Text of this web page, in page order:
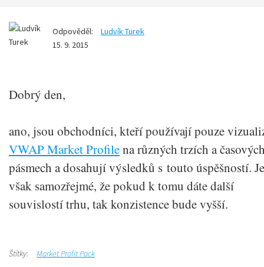
Odpověděl:
Ludvík Turek
15. 9. 2015
Dobrý den,
ano, jsou obchodníci, kteří používají pouze
VWAP Market Profilena různých trzích a
pásmech a dosahují výsledků s touto úspěšností. Je
však samozřejmé, že pokud k tomu dáte další
souvislostí trhu, tak konzistence bude vyšší.
Štítky: Market Profit Pack